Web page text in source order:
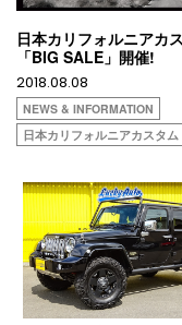
日本カリフォルニアカ
「BIG SALE」開催!
2018.08.08
NEWS & INFORMATION
日本カリフォルニアカスタム